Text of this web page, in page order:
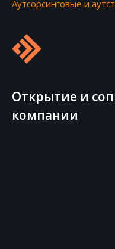
Аутсорсинговые и
Открытие и
компании